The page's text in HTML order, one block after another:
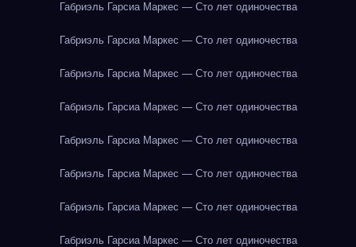
Габриэль Гарсиа Маркес — Сто лет одиночества
Габриэль Гарсиа Маркес — Сто лет одиночества
Габриэль Гарсиа Маркес — Сто лет одиночества
Габриэль Гарсиа Маркес — Сто лет одиночества
Габриэль Гарсиа Маркес — Сто лет одиночества
Габриэль Гарсиа Маркес — Сто лет одиночества
Габриэль Гарсиа Маркес — Сто лет одиночества
Габриэль Гарсиа Маркес — Сто лет одиночества